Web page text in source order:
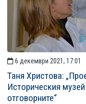
6 декември 2021, 17:01
Таня Христова:
Историческия
отговорните“